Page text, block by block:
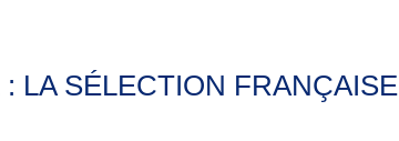
LA SÉLECTION FRANÇAISE